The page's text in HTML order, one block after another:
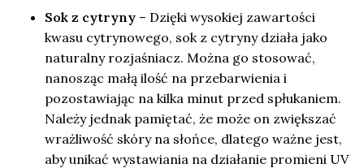
Sok z cytryny – Dzięki wysokiej zawartości
kwasu cytrynowego, sok z cytryny działa jako
naturalny rozjaśniacz. Można go stosować,
nanosząc małą ilość na przebarwienia i
pozostawiając na kilka minut przed spłukaniem.
Należy jednak pamiętać, że może on zwiększać
wrażliwość skóry na słońce, dlatego ważne jest,
aby unikać wystawiania na działanie promieni UV